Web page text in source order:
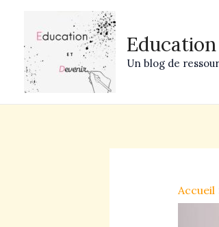
contenu
Un blog de
Accueil